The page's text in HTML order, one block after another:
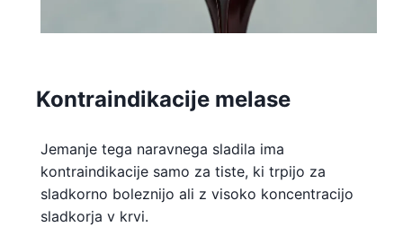
Kontraindikacije melase
Jemanje tega naravnega sladila ima
kontraindikacije samo za tiste, ki trpijo za
sladkorno boleznijo ali z visoko koncentracijo
sladkorja v krvi.